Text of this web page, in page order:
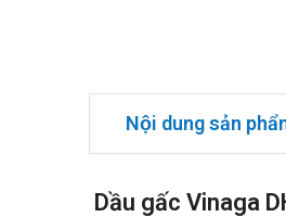
Nội dung sản
Dầu gấc Vinaga